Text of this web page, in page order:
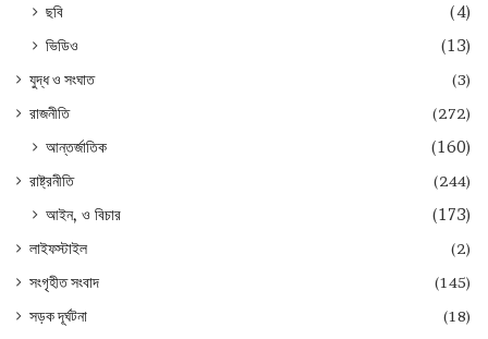
ছবি
(4)
ভিডিও
(13)
যুদ্ধ ও সংঘাত
(3)
রাজনীতি
(272)
আন্তর্জাতিক (160)
রাষ্ট্রনীতি (244)
আইন, ও বিচার (173)
লাইফস্টাইল
(2)
সংগৃহীত সংবাদ
(145)
সড়ক দূর্ঘটনা
(18)